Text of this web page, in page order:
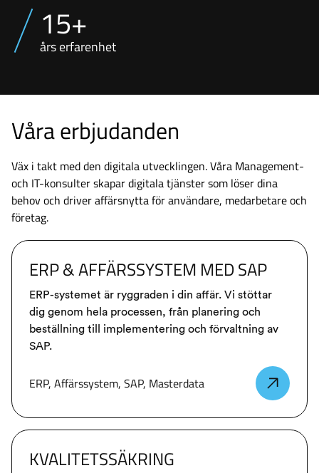
15+
års erfarenhet
Våra erbjudanden
Väx i takt med den digitala utvecklingen. Våra Management-
och IT-konsulter skapar digitala tjänster som löser dina
behov och driver affärsnytta för användare, medarbetare och
företag.
ERP & AFFÄRSSYSTEM MED SAP
ERP-systemet är ryggraden i din affär. Vi stöttar
dig genom hela processen, från planering och
beställning till implementering och förvaltning av
SAP.
ERP, Affärssystem, SAP, Masterdata
KVALITETSSÄKRING